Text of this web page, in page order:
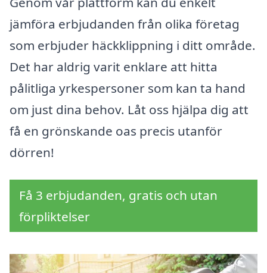
jämföra erbjudanden från olika företag
som erbjuder häckklippning i ditt område.
Det har aldrig varit enklare att hitta
pålitliga yrkespersoner som kan ta hand
om just dina behov. Låt oss hjälpa dig att
få en grönskande oas precis utanför
dörren!
Få 3 erbjudanden, gratis och utan
förpliktelser